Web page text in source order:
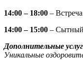
14:00 – 18:00 –
14:00 – 15:00 –
Дополнительные
Уникальные